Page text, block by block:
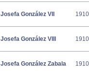
Josefa González VII
Josefa González VIII
Josefa González Zabala